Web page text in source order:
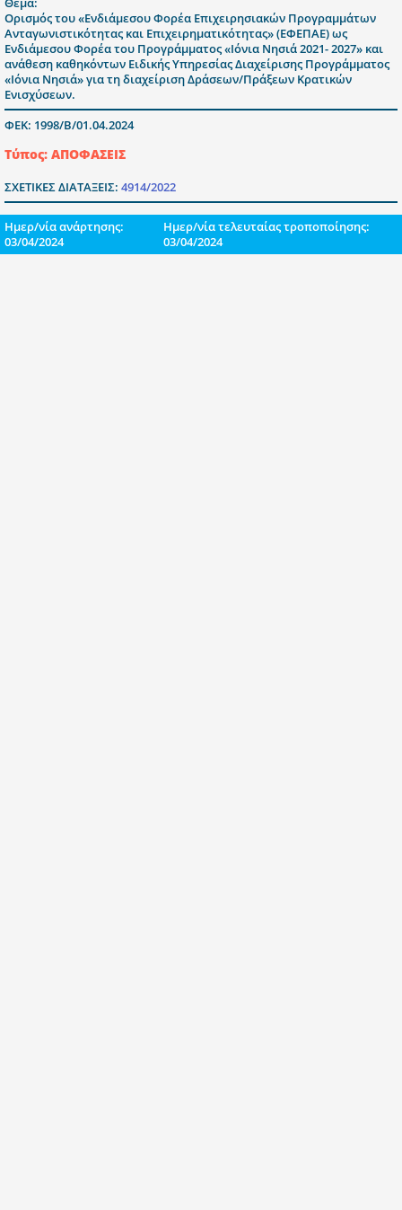
Ορισμός του «Ενδιάμεσου Φορέα Επιχειρησιακών Προγραμμάτων
Ανταγωνιστικότητας και Επιχειρηματικότητας» (ΕΦΕΠΑΕ) ως
Ενδιάμεσου Φορέα του Προγράμματος «Ιόνια Νησιά 2021- 2027» και
ανάθεση καθηκόντων Ειδικής Υπηρεσίας Διαχείρισης Προγράμματος
«Ιόνια Νησιά» για τη διαχείριση Δράσεων/Πράξεων Κρατικών
Ενισχύσεων.
ΦΕΚ: 1998/Β/01.04.2024
Τύπος: ΑΠΟΦΑΣΕΙΣ
ΣΧΕΤΙΚΕΣ ΔΙΑΤΑΞΕΙΣ: 4914/2022
Ημερ/νία ανάρτησης:
03/04/2024
Ημερ/νία τελευταίας τροποποίησης:
03/04/2024